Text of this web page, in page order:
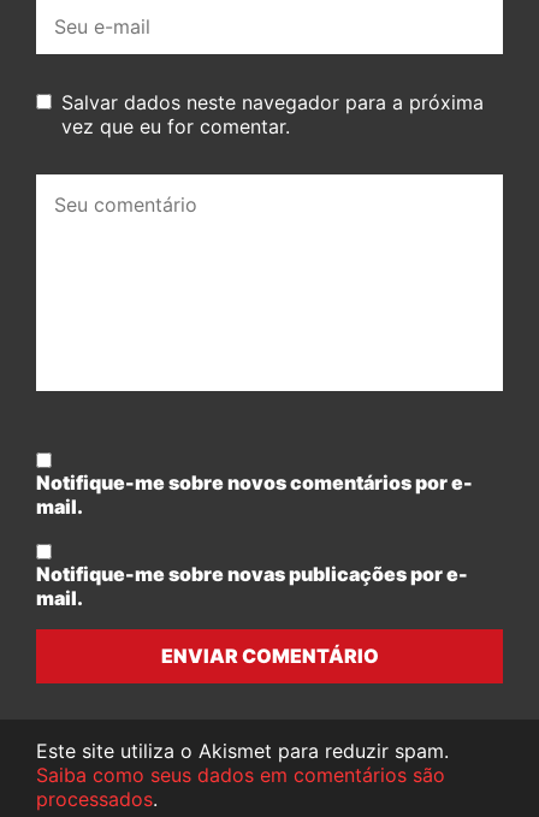
mail:
Salvar dados neste navegador para a próxima
vez que eu for comentar.
comentário:
Notifique-me sobre novos comentários por e-
mail.
Notifique-me sobre novas publicações por e-
mail.
ENVIAR COMENTÁRIO
Este site utiliza o Akismet para reduzir spam.
Saiba como seus dados em comentários são
processados.